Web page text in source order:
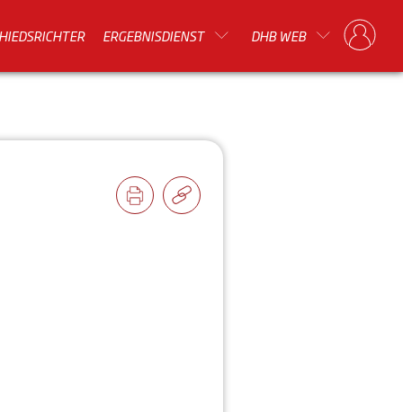
ERGEBNISDIENST DHB WEB